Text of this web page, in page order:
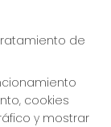
de
cookies
y mostrar